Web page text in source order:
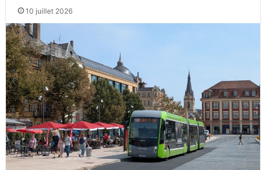
10 juillet 2026